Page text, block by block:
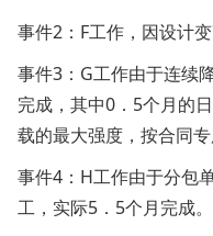
事件2：F工作，因设计
事件3：G工作由于连续
完成，其中0．5个月的
载的最大强度，按合同
事件4：H工作由于分包
工，实际5．5个月完成。